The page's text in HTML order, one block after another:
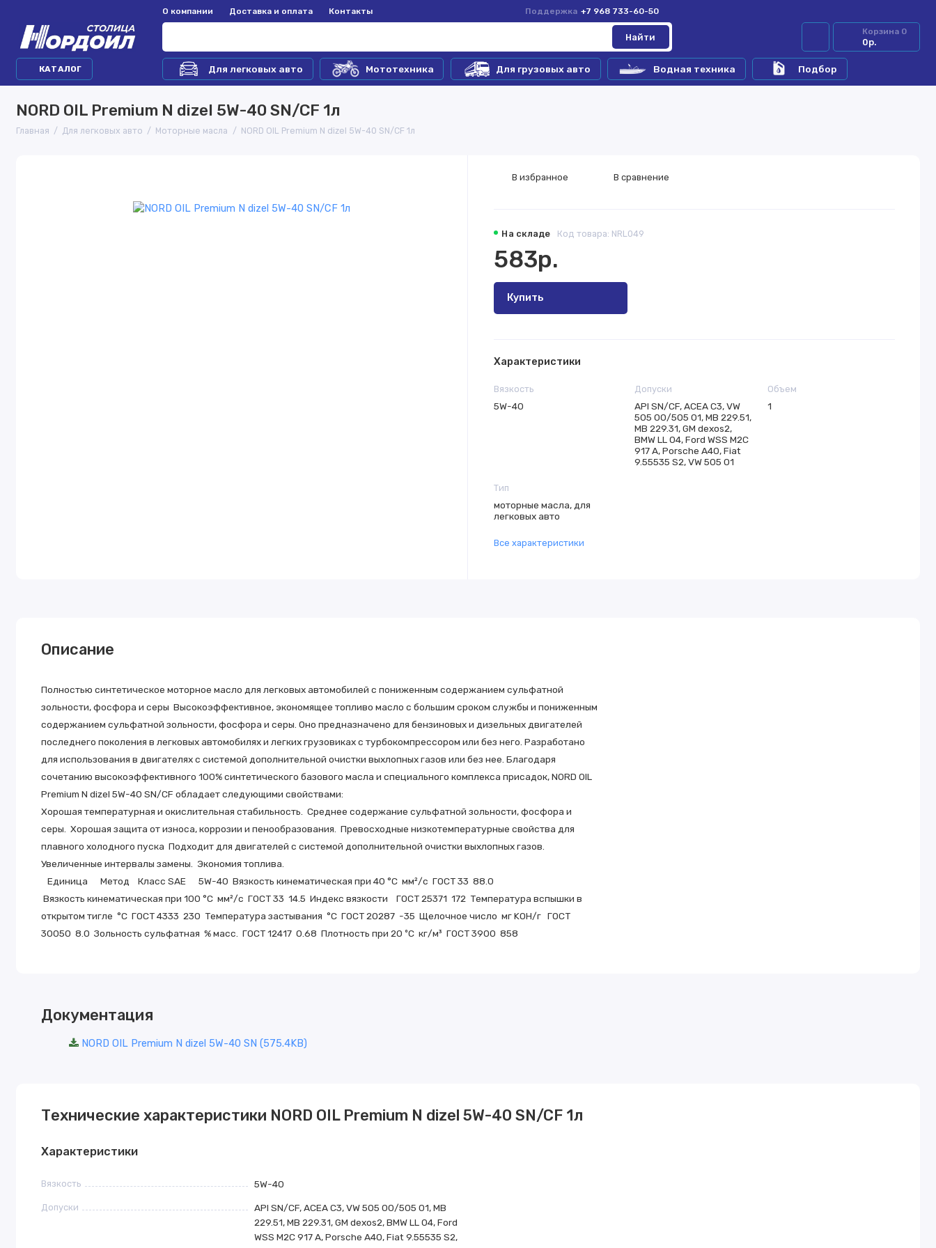
О компании Доставка и оплата Контакты Поддержка +7 968 733-60-50
Найти
Корзина 0
0р.
КАТАЛОГ Для легковых авто Мототехника Для грузовых авто Водная техника Подбор
NORD OIL Premium N dizel 5W-40 SN/CF 1л
Главная Для легковых авто Моторные масла NORD OIL Premium N dizel 5W-40 SN/CF 1л
На складе Код товара: NRL049
583р.
Купить
В избранное В сравнение
Характеристики
Вязкость
5W-40
Допуски
API SN/CF, ACEA C3, VW
505 00/505 01, MB 229.51,
MB 229.31, GM dexos2,
BMW LL 04, Ford WSS M2C
917 A, Porsche A40, Fiat
9.55535 S2, VW 505 01
Объем
1
Тип
моторные масла, для
легковых авто
Все характеристики
Описание
Полностью синтетическое моторное масло для легковых автомобилей c пониженным содержанием сульфатной
зольности, фосфора и серы Высокоэффективное, экономящее топливо масло с большим сроком службы и пониженным
содержанием сульфатной зольности, фосфора и серы. Оно предназначено для бензиновых и дизельных двигателей
последнего поколения в легковых автомобилях и легких грузовиках с турбокомпрессором или без него. Разработано
для использования в двигателях с системой дополнительной очистки выхлопных газов или без нее. Благодаря
сочетанию высокоэффективного 100% синтетического базового масла и специального комплекса присадок, NORD OIL
Premium N dizel 5W-40 SN/CF обладает следующими свойствами:
Хорошая температурная и окислительная стабильность. Среднее содержание сульфатной зольности, фосфора и
серы. Хорошая защита от износа, коррозии и пенообразования. Превосходные низкотемпературные свойства для
плавного холодного пуска Подходит для двигателей с системой дополнительной очистки выхлопных газов.
Увеличенные интервалы замены. Экономия топлива.
Единица Метод Класс SAE 5W-40 Вязкость кинематическая при 40 °С мм²/с ГОСТ 33 88.0
Вязкость кинематическая при 100 °С мм²/с ГОСТ 33 14.5 Индекс вязкости ГОСТ 25371 172 Температура вспышки в
открытом тигле °C ГОСТ 4333 230 Температура застывания °C ГОСТ 20287 -35 Щелочное число мг KOH/г ГОСТ
30050 8.0 Зольность сульфатная % масс. ГОСТ 12417 0.68 Плотность при 20 ºС кг/м³ ГОСТ 3900 858
Документация
NORD OIL Premium N dizel 5W-40 SN (575.4KB)
Технические характеристики NORD OIL Premium N dizel 5W-40 SN/CF 1л
Характеристики
Вязкость 5W-40
Допуски
API SN/CF, ACEA C3, VW 505 00/505 01, MB
229.51, MB 229.31, GM dexos2, BMW LL 04, Ford
WSS M2C 917 A, Porsche A40, Fiat 9.55535 S2,